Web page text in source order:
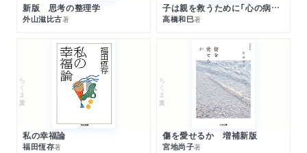
新版 思考の整理学
外山滋比古著
子は親を救うために「心の病」になる
高橋和巳著
ちくま文庫
私の幸福論
福田恆存著
ちくま文庫
傷を愛せるか 増補新版
宮地尚子著